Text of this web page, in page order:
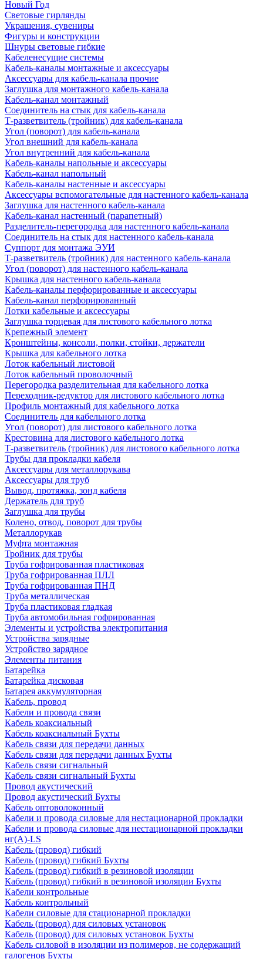
Новый Год
Световые гирлянды
Украшения, сувениры
Фигуры и конструкции
Шнуры световые гибкие
Кабеленесущие системы
Кабель-каналы монтажные и аксессуары
Аксессуары для кабель-канала прочие
Заглушка для монтажного кабель-канала
Кабель-канал монтажный
Соединитель на стык для кабель-канала
Т-разветвитель (тройник) для кабель-канала
Угол (поворот) для кабель-канала
Угол внешний для кабель-канала
Угол внутренний для кабель-канала
Кабель-каналы напольные и аксессуары
Кабель-канал напольный
Кабель-каналы настенные и аксессуары
Аксессуары вспомогательные для настенного кабель-канала
Заглушка для настенного кабель-канала
Кабель-канал настенный (парапетный)
Разделитель-перегородка для настенного кабель-канала
Соединитель на стык для настенного кабель-канала
Суппорт для монтажа ЭУИ
Т-разветвитель (тройник) для настенного кабель-канала
Угол (поворот) для настенного кабель-канала
Крышка для настенного кабель-канала
Кабель-каналы перфорированные и аксессуары
Кабель-канал перфорированный
Лотки кабельные и аксессуары
Заглушка торцевая для листового кабельного лотка
Крепежный элемент
Кронштейны, консоли, полки, стойки, держатели
Крышка для кабельного лотка
Лоток кабельный листовой
Лоток кабельный проволочный
Перегородка разделительная для кабельного лотка
Переходник-редуктор для листового кабельного лотка
Профиль монтажный для кабельного лотка
Соединитель для кабельного лотка
Угол (поворот) для листового кабельного лотка
Крестовина для листового кабельного лотка
Т-разветвитель (тройник) для листового кабельного лотка
Трубы для прокладки кабеля
Аксессуары для металлорукава
Аксессуары для труб
Вывод, протяжка, зонд кабеля
Держатель для труб
Заглушка для трубы
Колено, отвод, поворот для трубы
Металлорукав
Муфта монтажная
Тройник для трубы
Труба гофрированная пластиковая
Труба гофрированная ПЛЛ
Труба гофрированная ПНД
Труба металлическая
Труба пластиковая гладкая
Труба автомобильная гофрированная
Элементы и устройства электропитания
Устройства зарядные
Устройство зарядное
Элементы питания
Батарейка
Батарейка дисковая
Батарея аккумуляторная
Кабель, провод
Кабели и провода связи
Кабель коаксиальный
Кабель коаксиальный Бухты
Кабель связи для передачи данных
Кабель связи для передачи данных Бухты
Кабель связи сигнальный
Кабель связи сигнальный Бухты
Провод акустический
Провод акустический Бухты
Кабель оптоволоконный
Кабели и провода силовые для нестационарной прокладки
Кабели и провода силовые для нестационарной прокладки
нг(А)-LS
Кабель (провод) гибкий
Кабель (провод) гибкий Бухты
Кабель (провод) гибкий в резиновой изоляции
Кабель (провод) гибкий в резиновой изоляции Бухты
Кабели контрольные
Кабель контрольный
Кабели силовые для стационарной прокладки
Кабель (провод) для силовых установок
Кабель (провод) для силовых установок Бухты
Кабель силовой в изоляции из полимеров, не содержащий
галогенов Бухты